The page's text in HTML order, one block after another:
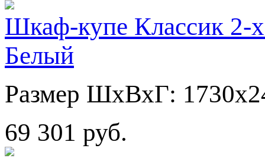
Шкаф-купе Классик 2-
Белый
Размер ШхВхГ:
69 301 руб.